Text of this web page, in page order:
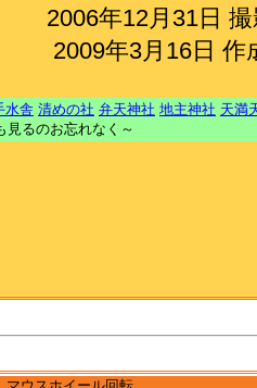
2006年12月31日
2009年3月16日 作
水舎 清めの社 弁天神社 地主神社 天満
見るのお忘れなく～